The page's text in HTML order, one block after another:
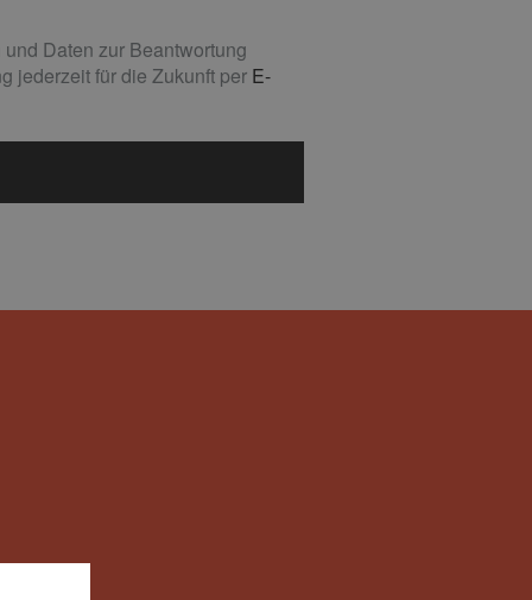
Daten zur Beantwortung
jederzeit für die Zukunft per E-